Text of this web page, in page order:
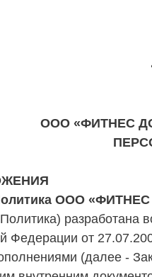
ООО «ФИТНЕС
ООО «ФИТНЕС
разработана
Федерации от
(далее -